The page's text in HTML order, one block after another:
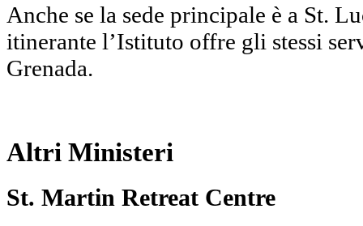
Anche se la sede principale è a St.
itinerante l’Istituto offre gli stessi
Grenada.
Altri Ministeri
St. Martin Retreat Centre